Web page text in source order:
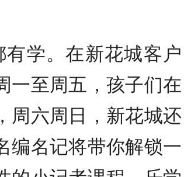
学。在新花城客户
一至周五，孩子们在
周六周日，新花城还
编名记将带你解锁一